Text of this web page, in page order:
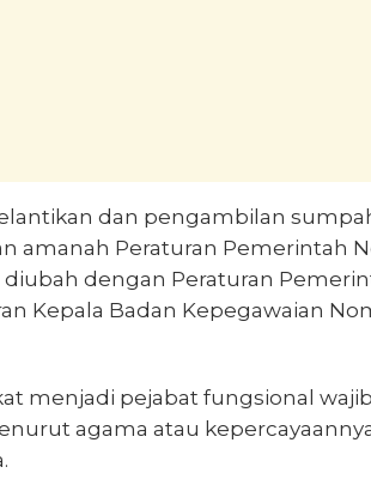
dan pengambilan
amanah Peraturan Pemerintah
diubah dengan Peraturan
Kepala Badan Kepegawaian
menjadi pejabat fungsional
agama atau